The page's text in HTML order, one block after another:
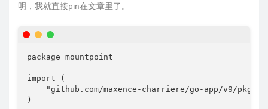
明，我就直接pin在文章里了。
package mountpoint
import (
"github.com/maxence-charriere/go-app/v9/pkg/
)